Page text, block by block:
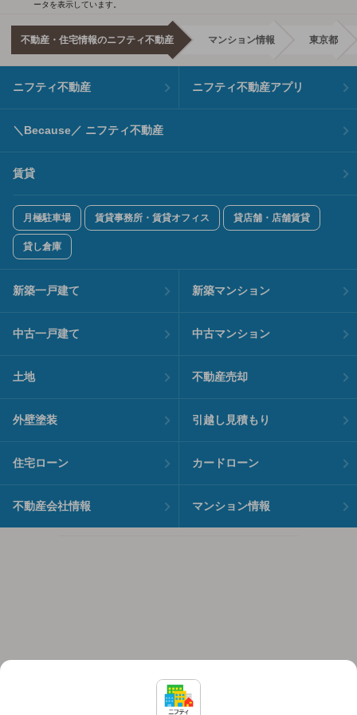
ータを表示しています。
不動産・住宅情報のニフティ不動産 マンション情報 東京都
ニフティ不動産 ニフティ不動産アプリ
＼Because／ ニフティ不動産
賃貸
月極駐車場 賃貸事務所・賃貸オフィス 貸店舗・店舗賃貸
貸し倉庫
新築一戸建て 新築マンション
中古一戸建て 中古マンション
土地 不動産売却
外壁塗装 引越し見積もり
住宅ローン カードローン
不動産会社情報 マンション情報